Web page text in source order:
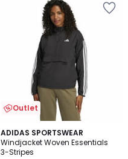
Outlet
ADIDAS SPORTSWEAR
Windjacket Woven Essentials
3-Stripes